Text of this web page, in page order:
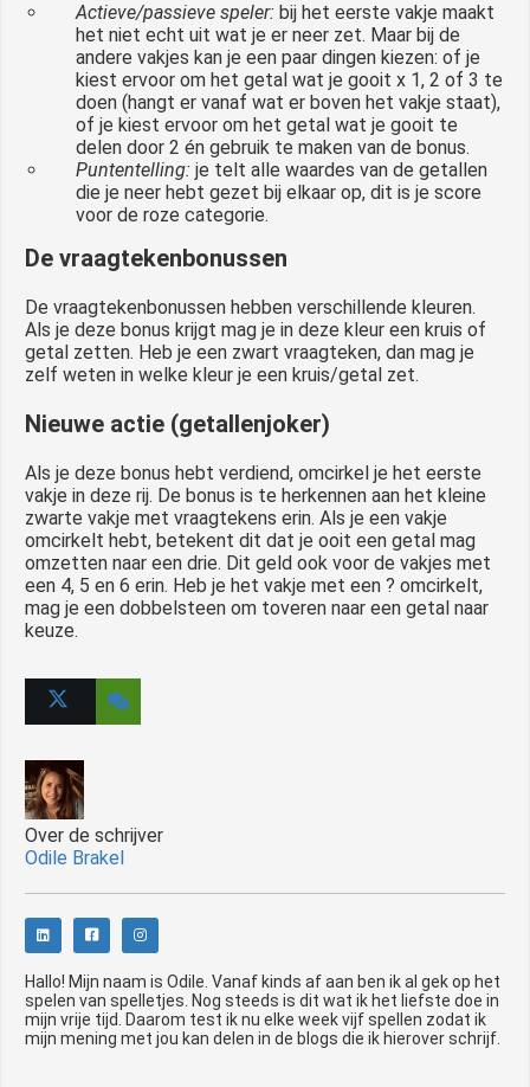
Actieve/passieve speler:bij het eerste vakje maakt
het niet echt uit wat je er neer zet. Maar bij de
andere vakjes kan je een paar dingen kiezen: of je
kiest ervoor om het getal wat je gooit x 1, 2 of 3 te
doen (hangt er vanaf wat er boven het vakje staat),
of je kiest ervoor om het getal wat je gooit te
delen door 2 én gebruik te maken van de bonus.
Puntentelling: je telt alle waardes van de getallen
die je neer hebt gezet bij elkaar op, dit is je score
voor de roze categorie.
De vraagtekenbonussen
De vraagtekenbonussen hebben verschillende kleuren.
Als je deze bonus krijgt mag je in deze kleur een kruis of
getal zetten. Heb je een zwart vraagteken, dan mag je
zelf weten in welke kleur je een kruis/getal zet.
Nieuwe actie (getallenjoker)
Als je deze bonus hebt verdiend, omcirkel je het eerste
vakje in deze rij. De bonus is te herkennen aan het kleine
zwarte vakje met vraagtekens erin. Als je een vakje
omcirkelt hebt, betekent dit dat je ooit een getal mag
omzetten naar een drie. Dit geld ook voor de vakjes met
een 4, 5 en 6 erin. Heb je het vakje met een ? omcirkelt,
mag je een dobbelsteen om toveren naar een getal naar
keuze.
Over de schrijver
Odile Brakel
Hallo! Mijn naam is Odile. Vanaf kinds af aan ben ik al gek op het
spelen van spelletjes. Nog steeds is dit wat ik het liefste doe in
mijn vrije tijd. Daarom test ik nu elke week vijf spellen zodat ik
mijn mening met jou kan delen in de blogs die ik hierover schrijf.